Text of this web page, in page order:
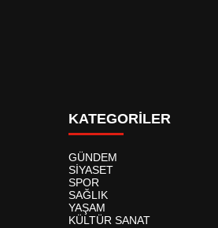
KATEGORİLER
GÜNDEM
SİYASET
SPOR
SAĞLIK
YAŞAM
KÜLTÜR SANAT